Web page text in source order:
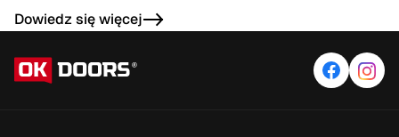
do koloru okien oraz elewacji budynku. Jak więc
dobrać drzwi zewnętrzne do domu? Które z nich
sprawdzą się przy brązowych, białych lub
antracytowych oknach? Odpowiedzi na te pytania
Dowiedz się więcej